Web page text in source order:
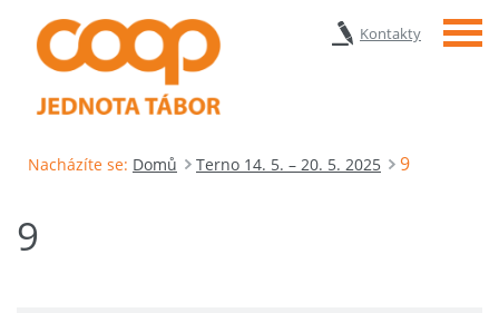
Kontakty Menu
Nacházíte se: Domů Terno 14. 5. – 20. 5. 2025 9
9